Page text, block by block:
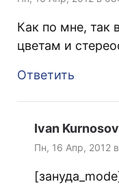
Как по мне, так
цветам и
Ответить
Ivan Kurnosov
Пн, 16 Апр, 2012